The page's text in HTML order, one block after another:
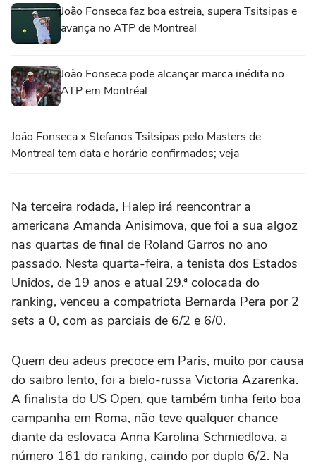
João Fonseca faz boa estreia, supera Tsitsipas e
avança no ATP de Montreal
João Fonseca pode alcançar marca inédita no
ATP em Montréal
João Fonseca x Stefanos Tsitsipas pelo Masters de
Montreal tem data e horário confirmados; veja
Na terceira rodada, Halep irá reencontrar a
americana Amanda Anisimova, que foi a sua algoz
nas quartas de final de Roland Garros no ano
passado. Nesta quarta-feira, a tenista dos Estados
Unidos, de 19 anos e atual 29.ª colocada do
ranking, venceu a compatriota Bernarda Pera por 2
sets a 0, com as parciais de 6/2 e 6/0.
Quem deu adeus precoce em Paris, muito por causa
do saibro lento, foi a bielo-russa Victoria Azarenka.
A finalista do US Open, que também tinha feito boa
campanha em Roma, não teve qualquer chance
diante da eslovaca Anna Karolina Schmiedlova, a
número 161 do ranking, caindo por duplo 6/2. Na